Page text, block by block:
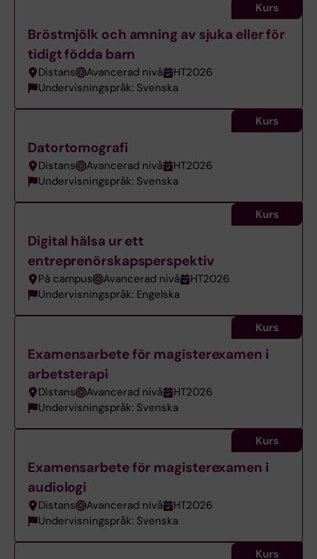
Bröstmjölk och amning av sjuka eller för
tidigt födda barn
Distans Avancerad nivå
HT2026
Undervisningspråk: Svenska
Kurs
Datortomografi
Distans Avancerad nivå
HT2026
Undervisningspråk: Svenska
Kurs
Digital hälsa ur ett
entreprenörskapsperspektiv
På campus Avancerad nivå
HT2026
Undervisningspråk: Engelska
Kurs
Examensarbete för magisterexamen i
arbetsterapi
Distans Avancerad nivå
HT2026
Undervisningspråk: Svenska
Kurs
Examensarbete för magisterexamen i
audiologi
Distans Avancerad nivå
HT2026
Undervisningspråk: Svenska
Kurs
Kurs